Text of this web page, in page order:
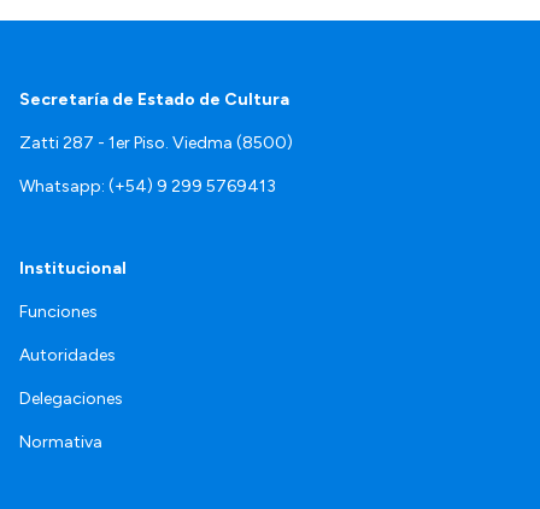
Secretaría de Estado de Cultura
Zatti 287 - 1er Piso. Viedma (8500)
Whatsapp: (+54) 9 299 5769413
Institucional
Funciones
Autoridades
Delegaciones
Normativa